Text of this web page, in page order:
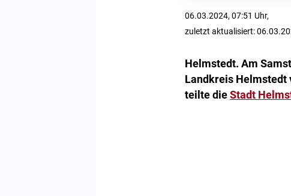
06.03.2024, 07:51 Uhr,
zuletzt aktualisiert:
Helmstedt. Am
Landkreis Helmstedt
teilte die Stadt